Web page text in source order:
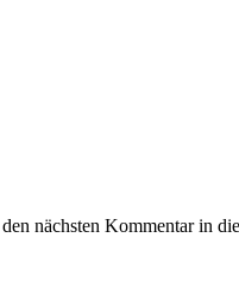
nächsten Kommentar in